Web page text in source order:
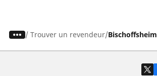
/ Trouver un revendeur Bischoffsheim